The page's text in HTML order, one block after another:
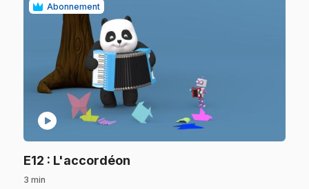
Abonnement
play_circle
E12 : L'accordéon
3 min